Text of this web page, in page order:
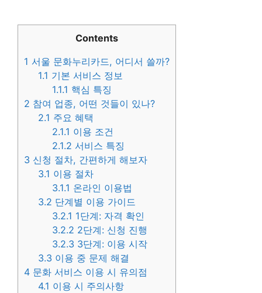
Contents
1 서울 문화누리카드, 어디서 쓸까?
1.1 기본 서비스 정보
1.1.1 핵심 특징
2 참여 업종, 어떤 것들이 있나?
2.1 주요 혜택
2.1.1 이용 조건
2.1.2 서비스 특징
3 신청 절차, 간편하게 해보자
3.1 이용 절차
3.1.1 온라인 이용법
3.2 단계별 이용 가이드
3.2.1 1단계: 자격 확인
3.2.2 2단계: 신청 진행
3.2.3 3단계: 이용 시작
3.3 이용 중 문제 해결
4 문화 서비스 이용 시 유의점
4.1 이용 시 주의사항